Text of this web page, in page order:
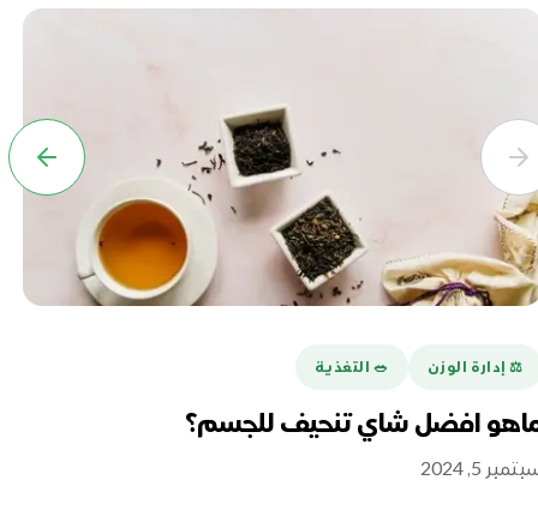
⚖️ إدارة الوزن 🥗 التغذية
افضل شاي تنحيف للجسم؟
5, 2024